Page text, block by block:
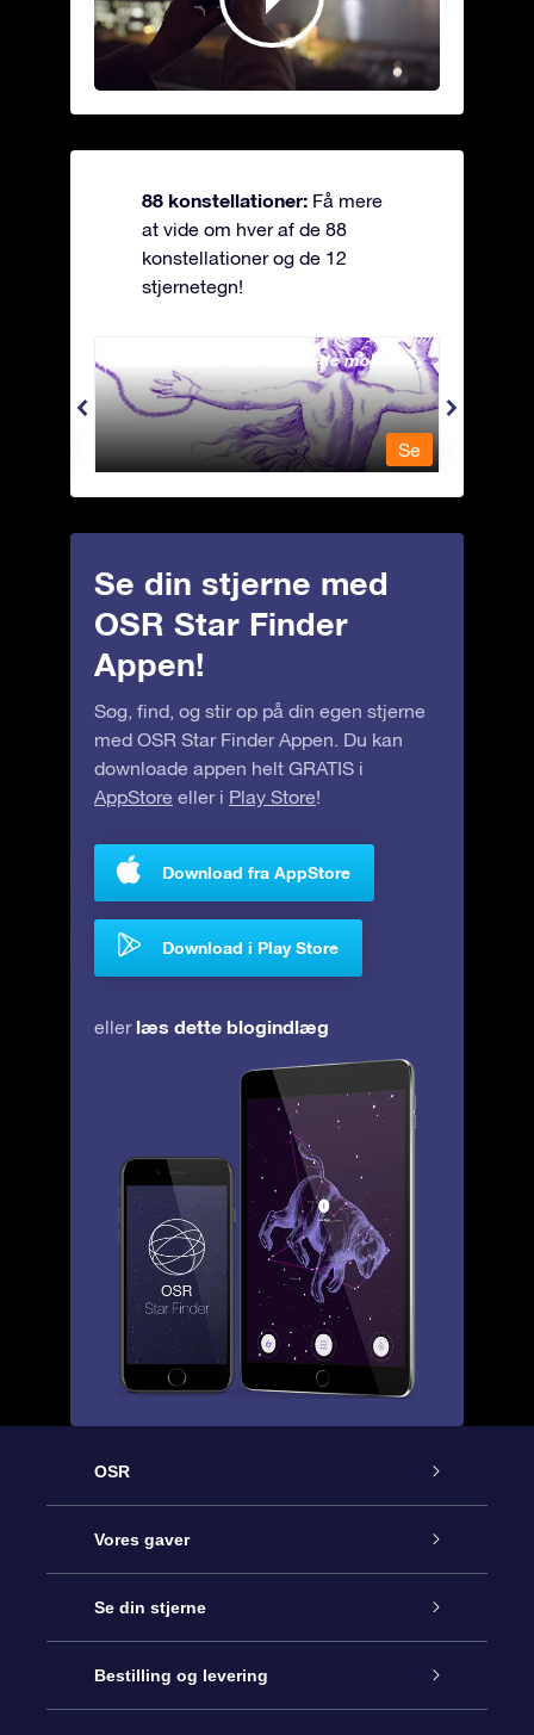
88 konstellationer: Få mere
at vide om hver af de 88
konstellationer og de 12
stjernetegn!
Andromeda - Den lænkede mø
Se
Se din stjerne med
OSR Star Finder
Appen!
Søg, find, og stir op på din egen stjerne
med OSR Star Finder Appen. Du kan
downloade appen helt GRATIS i
AppStore eller i Play Store!
Download fra AppStore
Download i Play Store
eller læs dette blogindlæg
OSR
Kundeservice
Kontakt os
Bloggen
Vores gaver
Online Stjernegave
OSR Gavepakke
Se din stjerne
Star Register
Bestilling og levering